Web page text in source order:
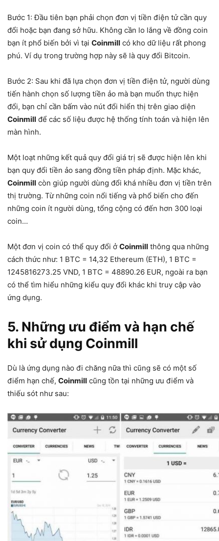
Bước 1: Đầu tiên bạn phải chọn đơn vị tiền điện tử cần quy
đổi hoặc bạn đang sở hữu. Không cần lo lắng về đồng coin
bạn ít phổ biến bởi vì tại Coinmill có kho dữ liệu rất phong
phú. Ví dụ trong trường hợp này sẽ là quy đổi Bitcoin.
Bước 2: Sau khi đã lựa chọn đơn vị tiền điện tử, người dùng
tiến hành chọn số lượng tiền ảo mà bạn muốn thực hiện
đổi, bạn chỉ cần bấm vào nút đổi hiển thị trên giao diện
Coinmill để các số liệu được hệ thống tính toán và hiện lên
màn hình.
Một loạt những kết quả quy đổi giá trị sẽ được hiện lên khi
bạn quy đổi tiền ảo sang đồng tiền pháp định. Mặc khác,
Coinmill còn giúp người dùng đổi khá nhiều đơn vị tiền trên
thị trường. Từ những coin nổi tiếng và phổ biến cho đến
những coin ít người dùng, tổng cộng có đến hơn 300 loại
coin…
Một đơn vị coin có thể quy đổi ở Coinmill thông qua những
cách thức như: 1 BTC = 14,32 Ethereum (ETH), 1 BTC =
1245816273.25 VND, 1 BTC = 48890.26 EUR, ngoài ra bạn
có thể tìm hiểu những kiểu quy đổi khác khi truy cập vào
ứng dụng.
5. Những ưu điểm và hạn chế
khi sử dụng Coinmill
Dù là ứng dụng nào đi chăng nữa thì cũng sẽ có một số
điểm hạn chế, Coinmill cũng tồn tại những ưu điểm và
thiếu sót như sau: